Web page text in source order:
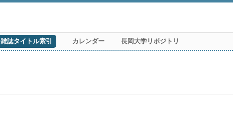
雑誌タイトル索引 カレンダー 長岡大学リポジトリ